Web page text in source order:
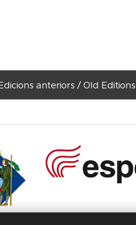
anteriors / Old Editions